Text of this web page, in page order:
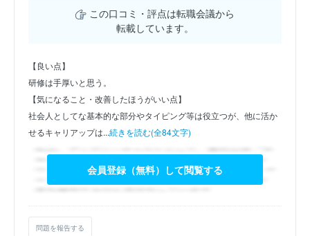
この口コミ・評点は転職会議から
転載しています。
【良い点】
研修は手厚いと思う。
【気になること・改善したほうがいい点】
社会人としてな基本的な部分やタイピング等は役立つが、他に活か
せるキャリアップは...続きを読む(全84文字)
会員登録（無料）して閲覧する
問題を報告する